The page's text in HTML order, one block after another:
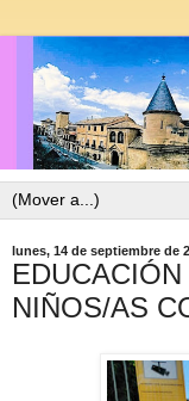
lunes, 14 de septiembre de
NIÑOS/AS